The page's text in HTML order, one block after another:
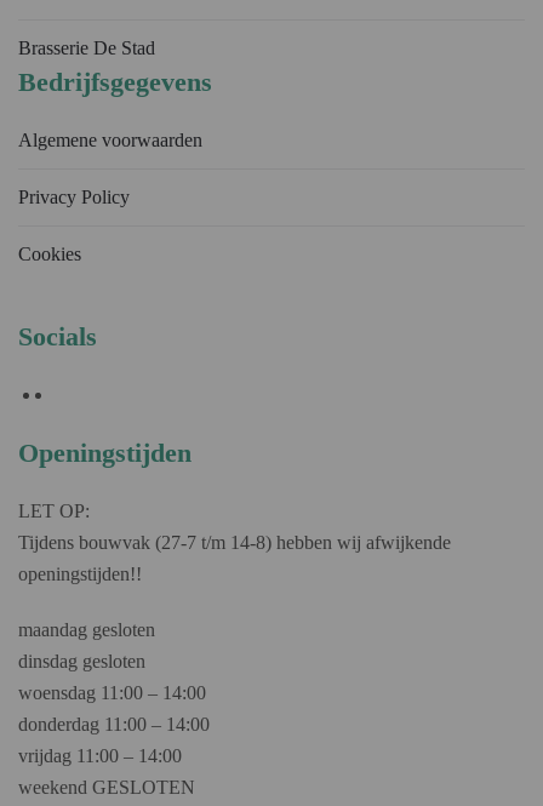
Brasserie De Stad
Bedrijfsgegevens
Algemene voorwaarden
Privacy Policy
Cookies
Socials
Openingstijden
LET OP:
Tijdens bouwvak (27-7 t/m 14-8) hebben wij afwijkende
openingstijden!!
maandag gesloten
dinsdag gesloten
woensdag 11:00 – 14:00
donderdag 11:00 – 14:00
vrijdag 11:00 – 14:00
weekend GESLOTEN